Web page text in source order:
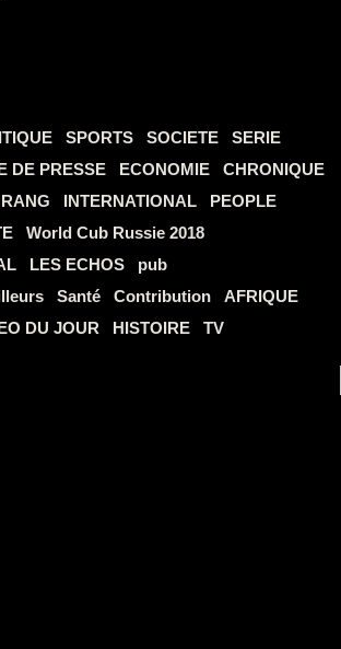
SPORTS SOCIETE
SERIE
DE PRESSE ECONOMIE
CHRONIQUE
INTERNATIONAL
PEOPLE
World Cub Russie 2018
LES ECHOS
pub
Santé Contribution
AFRIQUE
DU JOUR HISTOIRE TV